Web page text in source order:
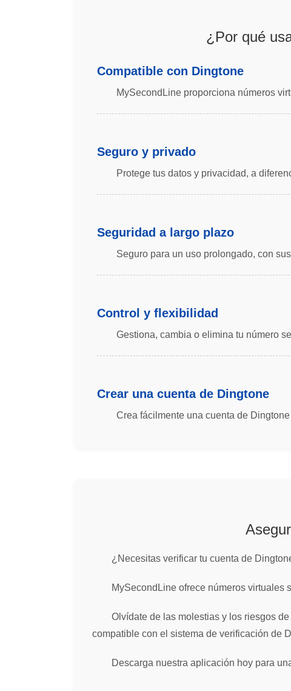
¿Por qué
Compatible con Dingtone
MySecondLine proporciona números
Seguro y privado
Protege tus datos y privacidad, a
Seguridad a largo plazo
Seguro para un uso prolongado, con
Control y flexibilidad
Gestiona, cambia o elimina tu número
Crear una cuenta de Dingtone
Crea fácilmente una cuenta de
¿Necesitas verificar tu cuenta de
MySecondLine ofrece números virtuales
Olvídate de las molestias y los riesgos
compatible con el sistema de verificación de
Descarga nuestra aplicación hoy para